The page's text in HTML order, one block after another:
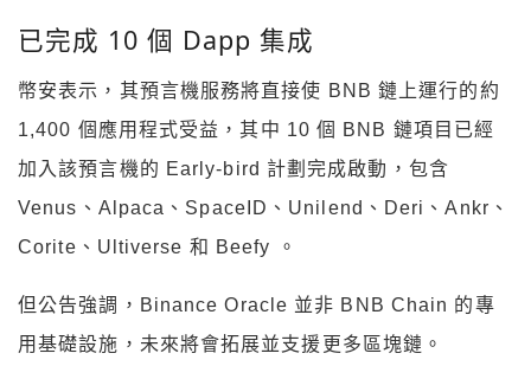
已完成 10 個 Dapp 集成
幣安表示，其預言機服務將直接使 BNB 鏈上運行的約
1,400 個應用程式受益，其中 10 個 BNB 鏈項目已經
加入該預言機的 Early-bird 計劃完成啟動，包含
Venus、Alpaca、SpaceID、Unilend、Deri、Ankr、
Corite、Ultiverse 和 Beefy 。
但公告強調，Binance Oracle 並非 BNB Chain 的專
用基礎設施，未來將會拓展並支援更多區塊鏈。